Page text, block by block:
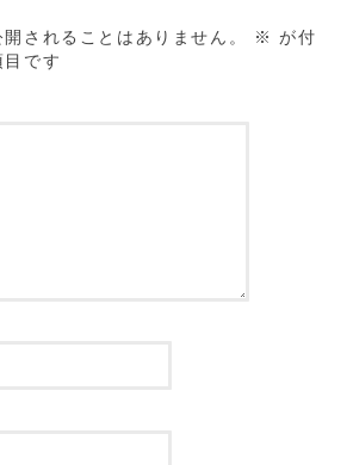
されることはありません。 ※ が付
です